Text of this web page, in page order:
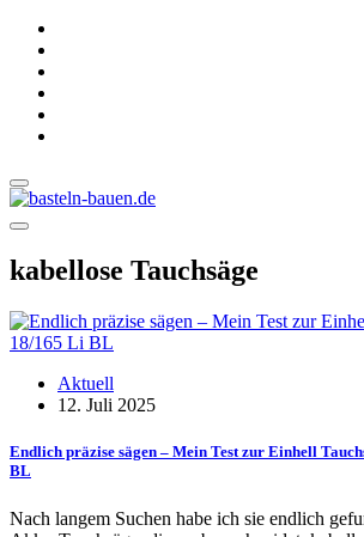
kabellose Tauchsäge
Aktuell
12. Juli 2025
Endlich präzise sägen – Mein Test zur Einhell
BL
Nach langem Suchen habe ich sie endlich